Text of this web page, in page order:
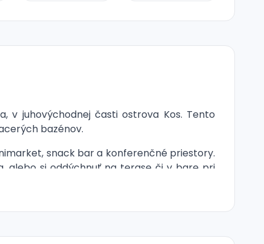
v juhovýchodnej časti ostrova Kos. Tento
bazénov.
snack bar a konferenčné priestory.
alebo si oddýchnuť na terase či v bare pri